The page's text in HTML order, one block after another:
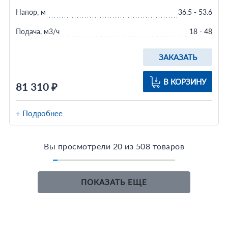
81 310 ₽
ЗАКАЗАТЬ
В КОРЗИНУ
Напор, м 36.5 - 53.6
Подача, м3/ч 18 - 48
+ Подробнее
Вы просмотрели 20 из 508 товаров
ПОКАЗАТЬ ЕЩЕ